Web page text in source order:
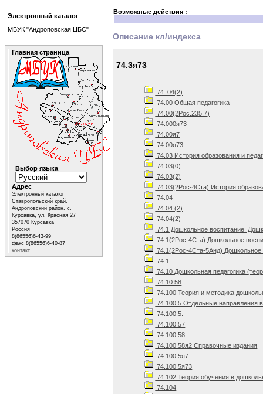
Возможные действия :
Описание кл/индекса
74.3я73
74. 04(2)
74.00 Общая педагогика
74.00(2Рос.235.7)
74.000я73
74.00я7
74.00я73
74.03 История образования и
74.03(0)
74.03(2)
74.03(2Рос-4Ста) История
74.04
74.04 (2)
74.04(2)
74.1 Дошкольное воспитание.
74.1(2Рос-4Ста) Дощкольное
74.1(2Рос-4Ста-5Анд) Дошкольное
74.1.
74.10 Дошкольная педагогика
74.10.58
74.100 Теория и методика
74.100.5 Отдельные направления
74.100.5.
74.100.57
74.100.58
74.100.58я2 Справочные издания
74.100.5я7
74.100.5я73
74.102 Теория обучения в
74.104
Электронный каталог
МБУК "Андроповская ЦБС"
Главная страница
Выбор языка
Адрес
Электронный каталог
Ставропольский край,
Андроповский район, с.
Курсавка, ул. Красная 27
357070 Курсавка
Россия
8(86556)6-43-99
факс 8(86556)6-40-87
контакт